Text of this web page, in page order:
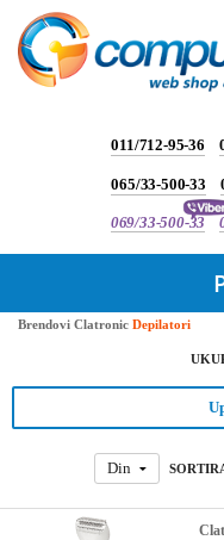
011/712-95-36
065/33-500-33
069/33-500-33
Brendovi Clatronic Depilatori
Din